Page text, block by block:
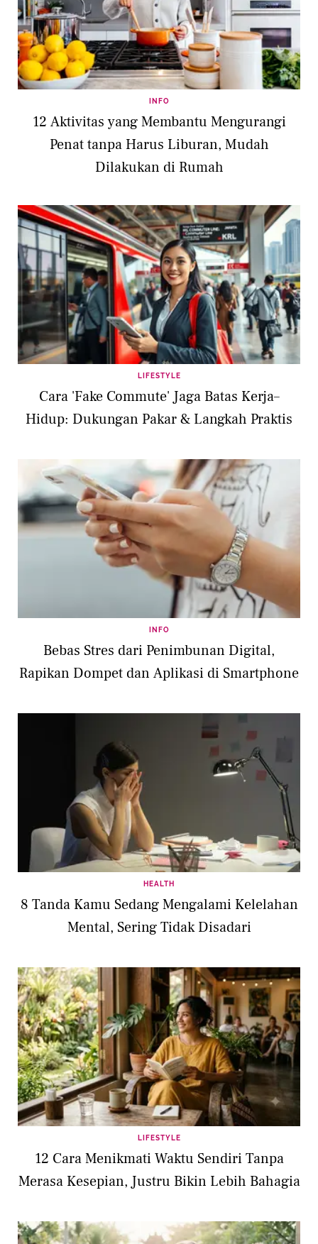
INFO
12 Aktivitas yang Membantu Mengurangi
Penat tanpa Harus Liburan, Mudah
Dilakukan di Rumah
LIFESTYLE
Cara 'Fake Commute' Jaga Batas Kerja–
Hidup: Dukungan Pakar & Langkah Praktis
INFO
Bebas Stres dari Penimbunan Digital,
Rapikan Dompet dan Aplikasi di Smartphone
HEALTH
8 Tanda Kamu Sedang Mengalami Kelelahan
Mental, Sering Tidak Disadari
LIFESTYLE
12 Cara Menikmati Waktu Sendiri Tanpa
Merasa Kesepian, Justru Bikin Lebih Bahagia